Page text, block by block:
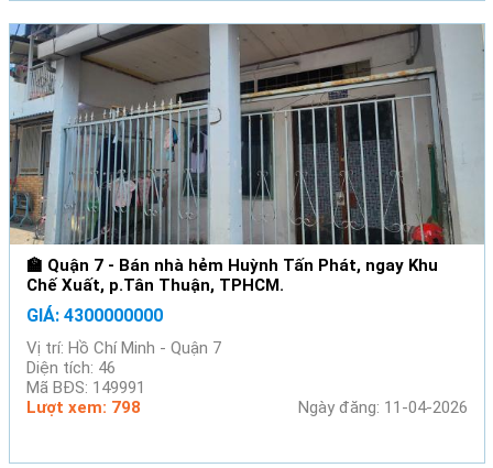
🏫 Quận 7 - Bán nhà hẻm Huỳnh Tấn Phát, ngay Khu
Chế Xuất, p.Tân Thuận, TPHCM.
GIÁ: 4300000000
Vị trí: Hồ Chí Minh - Quận 7
Diện tích: 46
Mã BĐS: 149991
Lượt xem: 798
Ngày đăng: 11-04-2026